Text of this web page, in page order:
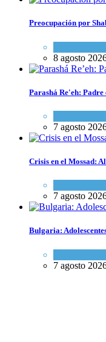
Preocupación por
8 agosto
Parashá Re'eh: Padre
7 agosto
Crisis en el Mossad:
7 agosto
Bulgaria:
7 agosto